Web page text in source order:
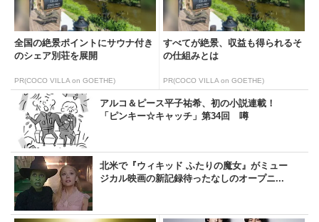
全国の絶景ポイントにサウナ付き
のシェア別荘を展開
PR(COCO VILLA on GOETHE)
すべてが絶景、収益も得られるそ
の仕組みとは
PR(COCO VILLA on GOETHE)
アルコ＆ピース平子祐希、初の小説連載！
「ピンキー☆キャッチ」第34回 噂
北米で『ウィキッド ふたりの魔女』がミュー
ジカル映画の新記録待ったなしのオープニ...